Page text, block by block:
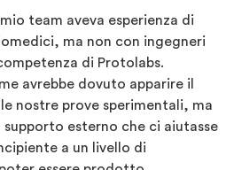
team aveva esperienza di
ma non con ingegneri
di Protolabs.
avrebbe dovuto apparire il
nostre prove sperimentali, ma
supporto esterno che ci aiutasse
a un livello di